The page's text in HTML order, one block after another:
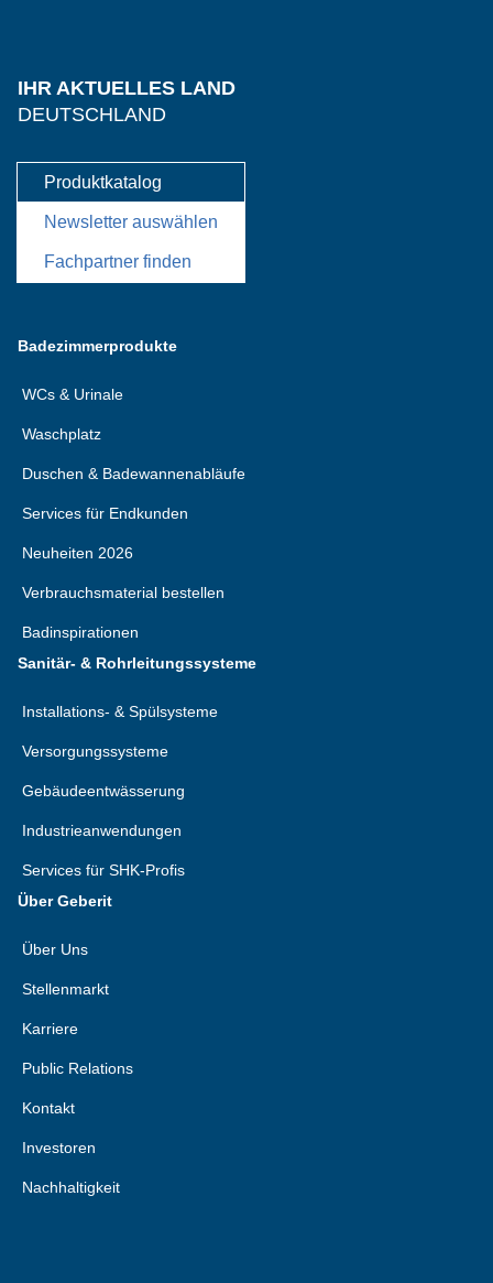
IHR AKTUELLES LAND
DEUTSCHLAND
Produktkatalog
Newsletter auswählen
Fachpartner finden
Badezimmerprodukte
WCs & Urinale
Waschplatz
Duschen & Badewannenabläufe
Services für Endkunden
Neuheiten 2026
Verbrauchsmaterial bestellen
Badinspirationen
Sanitär- & Rohrleitungssysteme
Installations- & Spülsysteme
Versorgungssysteme
Gebäudeentwässerung
Industrieanwendungen
Services für SHK-Profis
Über Geberit
Über Uns
Stellenmarkt
Karriere
Public Relations
Kontakt
Investoren
Nachhaltigkeit